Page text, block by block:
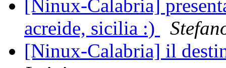
[Ninux-Calabria]
acreide, sicilia :)
[Ninux-Calabria] il